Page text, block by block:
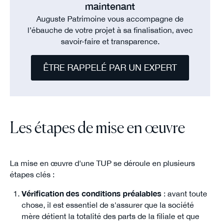
maintenant
Auguste Patrimoine vous accompagne de
l’ébauche de votre projet à sa finalisation, avec
savoir-faire et transparence.
ÊTRE RAPPELÉ PAR UN EXPERT
Les étapes de mise en œuvre
La mise en œuvre d'une TUP se déroule en plusieurs
étapes clés :
Vérification des conditions préalables : avant toute
chose, il est essentiel de s'assurer que la société
mère détient la totalité des parts de la filiale et que